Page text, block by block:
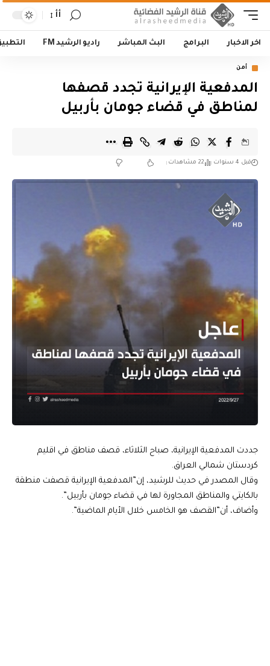
أأ
اخر الاخبار البرامج البث المباشر راديو الرشيد FM
أمن
‏المدفعية الإيرانية تجدد قصفها
لمناطق في قضاء جومان بأربيل
قبل 4 سنوات 22 مشاهدات
جددت المدفعية الإيرانية، صباح الثلاثاء، قصف مناطق في اقليم
كردستان شمالي العراق.
وقال المصدر في حديث للرشيد، إن”المدفعية الإيرانية قصفت منطقة
بالكايتي والمناطق المجاورة لها في قضاء جومان بأربيل”.
وأضاف، أن”القصف هو الخامس خلال الأيام الماضية”.